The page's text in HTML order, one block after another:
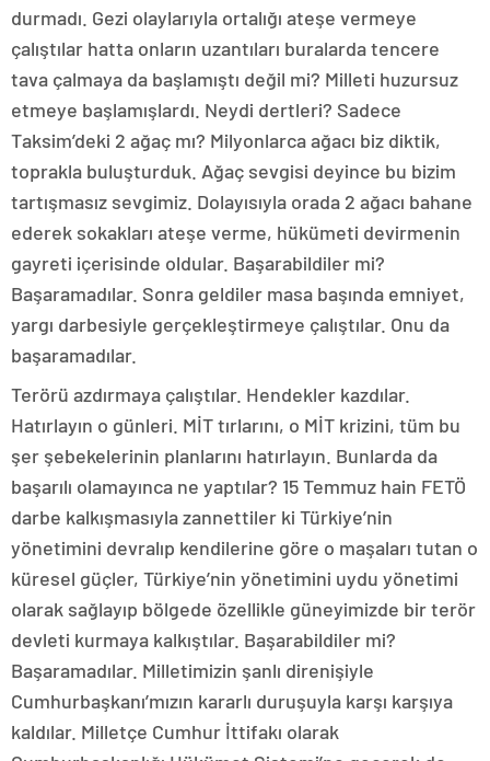
durmadı. Gezi olaylarıyla ortalığı ateşe vermeye
çalıştılar hatta onların uzantıları buralarda tencere
tava çalmaya da başlamıştı değil mi? Milleti huzursuz
etmeye başlamışlardı. Neydi dertleri? Sadece
Taksim’deki 2 ağaç mı? Milyonlarca ağacı biz diktik,
toprakla buluşturduk. Ağaç sevgisi deyince bu bizim
tartışmasız sevgimiz. Dolayısıyla orada 2 ağacı bahane
ederek sokakları ateşe verme, hükümeti devirmenin
gayreti içerisinde oldular. Başarabildiler mi?
Başaramadılar. Sonra geldiler masa başında emniyet,
yargı darbesiyle gerçekleştirmeye çalıştılar. Onu da
başaramadılar.
Terörü azdırmaya çalıştılar. Hendekler kazdılar.
Hatırlayın o günleri. MİT tırlarını, o MİT krizini, tüm bu
şer şebekelerinin planlarını hatırlayın. Bunlarda da
başarılı olamayınca ne yaptılar? 15 Temmuz hain FETÖ
darbe kalkışmasıyla zannettiler ki Türkiye’nin
yönetimini devralıp kendilerine göre o maşaları tutan o
küresel güçler, Türkiye’nin yönetimini uydu yönetimi
olarak sağlayıp bölgede özellikle güneyimizde bir terör
devleti kurmaya kalkıştılar. Başarabildiler mi?
Başaramadılar. Milletimizin şanlı direnişiyle
Cumhurbaşkanı’mızın kararlı duruşuyla karşı karşıya
kaldılar. Milletçe Cumhur İttifakı olarak